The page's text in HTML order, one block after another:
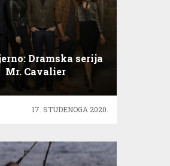
Dramska serija
Mr. Cavalier
17. STUDENOGA 2020.